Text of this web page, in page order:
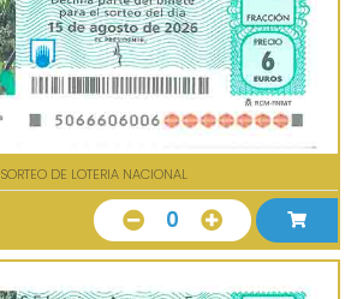
SORTEO DE LOTERIA NACIONAL
0